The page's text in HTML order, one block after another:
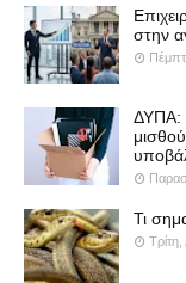
στην
ΔΥΠΑ:
Τι